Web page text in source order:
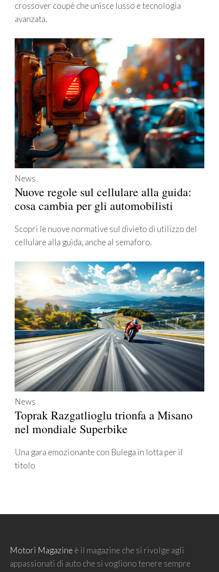
crossover coupé che unisce lusso e tecnologia
avanzata.
News
Nuove regole sul cellulare alla guida:
cosa cambia per gli automobilisti
Scopri le nuove normative sul divieto di utilizzo del
cellulare alla guida, anche al semaforo.
News
Toprak Razgatlioglu trionfa a Misano
nel mondiale Superbike
Una gara emozionante con Bulega in lotta per il
titolo
Motori Magazine è il magazine che si rivolge agli
appassionati di auto che si vogliono tenere sempre